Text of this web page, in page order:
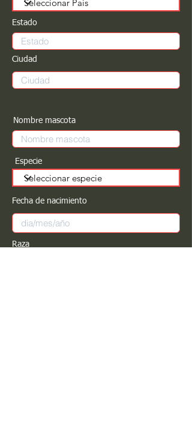
Estado
Ciudad
Nombre mascota
Especie
Fecha de nacimiento
Raza